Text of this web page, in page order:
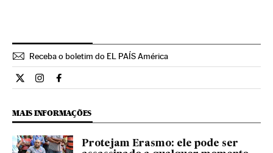
Receba o boletim do EL PAÍS América
Opiniao El País Brasil en Twitter
Opiniao El País Brasil en Instagram
Opiniao El País Brasil en Facebook
MAIS INFORMAÇÕES
Protejam Erasmo: ele pode ser